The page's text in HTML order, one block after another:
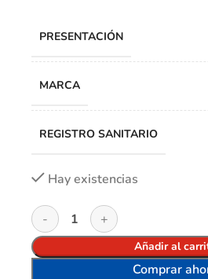
PRESENTACIÓN
MARCA
REGISTRO SANITARIO
Hay existencias
Añadir al
Comprar